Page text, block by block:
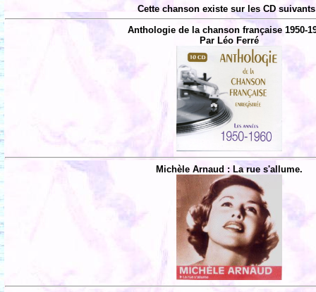
Cette chanson existe sur les CD
Anthologie de la chanson française 1950-
Par Léo Ferré
Michèle Arnaud : La rue s'allume.